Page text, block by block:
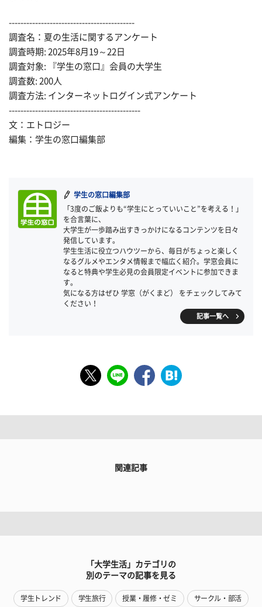
-------------------------------------------
調査名：夏の生活に関するアンケート
調査時期: 2025年8月19～22日
調査対象: 『学生の窓口』会員の大学生
調査数: 200人
調査方法: インターネットログイン式アンケート
---------------------------------------------
文：エトロジー
編集：学生の窓口編集部
学生の窓口編集部
「3度のご飯よりも“学生にとっていいこと”を考える！」
を合言葉に、
大学生が一歩踏み出すきっかけになるコンテンツを日々
発信しています。
学生生活に役立つハウツーから、毎日がちょっと楽しく
なるグルメやエンタメ情報まで幅広く紹介。学窓会員に
なると特典や学生必見の会員限定イベントに参加できま
す。
気になる方はぜひ 学窓（がくまど） をチェックしてみて
ください！
記事一覧へ
関連記事
「大学生活」カテゴリの
別のテーマの記事を見る
学生トレンド 学生旅行 授業・履修・ゼミ サークル・部活